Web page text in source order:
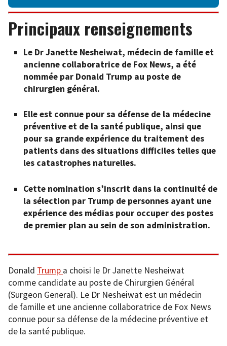
Principaux renseignements
Le Dr Janette Nesheiwat, médecin de famille et
ancienne collaboratrice de Fox News, a été
nommée par Donald Trump au poste de
chirurgien général.
Elle est connue pour sa défense de la médecine
préventive et de la santé publique, ainsi que
pour sa grande expérience du traitement des
patients dans des situations difficiles telles que
les catastrophes naturelles.
Cette nomination s’inscrit dans la continuité de
la sélection par Trump de personnes ayant une
expérience des médias pour occuper des postes
de premier plan au sein de son administration.
Donald Trump a choisi le Dr Janette Nesheiwat
comme candidate au poste de Chirurgien Général
(Surgeon General). Le Dr Nesheiwat est un médecin
de famille et une ancienne collaboratrice de Fox News
connue pour sa défense de la médecine préventive et
de la santé publique.